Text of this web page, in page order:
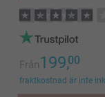
Från199,00
fraktkostnad är inte